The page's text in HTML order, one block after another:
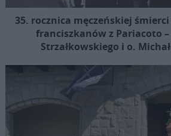
35. rocznica męczeńskiej śmierci
franciszkanów z Pariacoto
Strzałkowskiego i o.